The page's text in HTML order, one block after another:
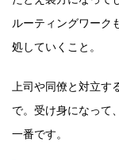
ルーティングワーク
処していくこと。
上司や同僚と対立
で。受け身になって
一番です。